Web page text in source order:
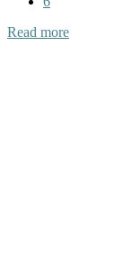
Read more